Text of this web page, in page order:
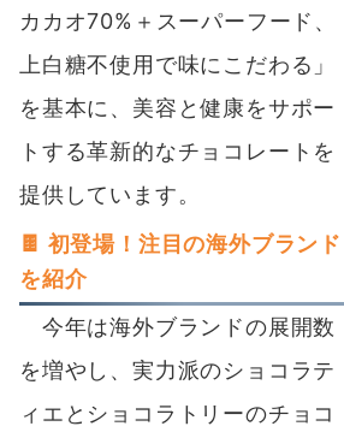
カカオ70%＋スーパーフード、
上白糖不使用で味にこだわる」
を基本に、美容と健康をサポー
トする革新的なチョコレートを
提供しています。
🍫 初登場！注目の海外ブランド
を紹介
今年は海外ブランドの展開数
を増やし、実力派のショコラテ
ィエとショコラトリーのチョコ